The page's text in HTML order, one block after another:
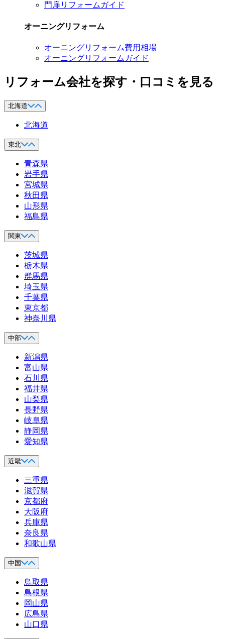
門扉リフォームガイド
オーニングリフォーム
オーニングリフォーム費用相場
オーニングリフォームガイド
リフォーム会社を探す・口コミを見る
北海道
北海道
東北
青森県
岩手県
宮城県
秋田県
山形県
福島県
関東
茨城県
栃木県
群馬県
埼玉県
千葉県
東京都
神奈川県
中部
新潟県
富山県
石川県
福井県
山梨県
長野県
岐阜県
静岡県
愛知県
近畿
三重県
滋賀県
京都府
大阪府
兵庫県
奈良県
和歌山県
中国
鳥取県
島根県
岡山県
広島県
山口県